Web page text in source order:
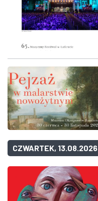
CZWARTEK, 13.08.2026